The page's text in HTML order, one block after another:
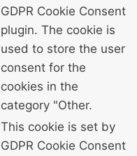
GDPR Cookie Consent
plugin. The cookie is
used to store the user
consent for the
cookies in the
category "Other.
This cookie is set by
GDPR Cookie Consent